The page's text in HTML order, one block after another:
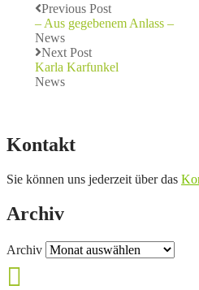
Previous Post
– Aus gegebenem Anlass –
News
Next Post
Karla Karfunkel
News
Kontakt
Sie können uns jederzeit über das
Archiv
Archiv